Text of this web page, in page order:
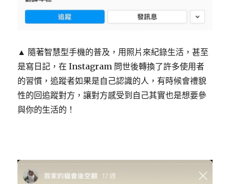
▲ 隨著智慧型手機的普及，用照片來紀錄生活，甚至
是寫日記，在 Instagram 問世後轉換了許多使用者
的習慣，追蹤者如果是自己認識的人，有時候會禮貌
性的回追蹤對方，讓對方感受到自己其實也是想要參
與你的生活的！